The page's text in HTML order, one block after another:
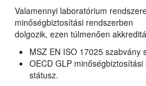
Valamennyi laboratórium
minőségbiztosítási rendszerben
dolgozik, ezen túlmenően
MSZ EN ISO 17025 szabvány
OECD GLP
státusz.